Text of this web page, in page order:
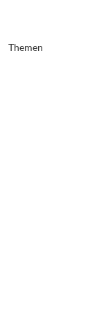
Themen